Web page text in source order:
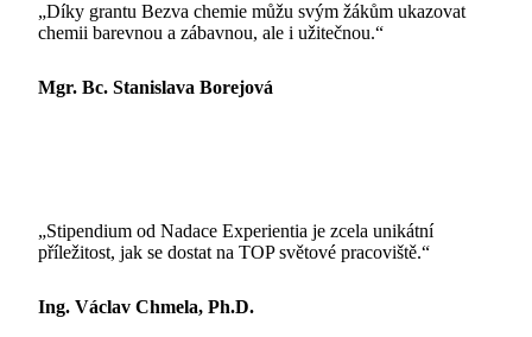
„Díky grantu Bezva chemie můžu svým žákům ukazovat
chemii barevnou a zábavnou, ale i užitečnou.“
Mgr. Bc. Stanislava Borejová
„Stipendium od Nadace Experientia je zcela unikátní
příležitost, jak se dostat na TOP světové pracoviště.“
Ing. Václav Chmela, Ph.D.